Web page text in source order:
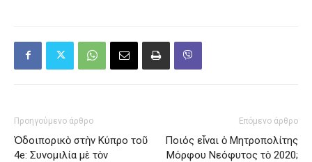
Προηγούμενο άρθρο
Ὁδοιπορικὸ στὴν Κύπρο τοῦ
4e: Συνομιλία μὲ τὸν
Επόμενο άρθρο
Ποιός εἶναι ὁ Μητροπολίτης
Μόρφου Νεόφυτος τὸ 2020;